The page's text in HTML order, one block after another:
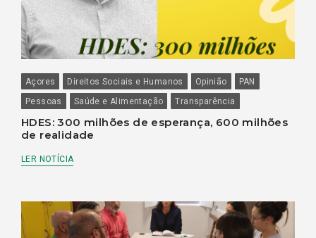
Açores Direitos Sociais e Humanos Opinião
PAN
Pessoas
Saúde e Alimentação Transparência
HDES: 300 milhões de esperança, 600 milhões
de realidade
LER NOTÍCIA